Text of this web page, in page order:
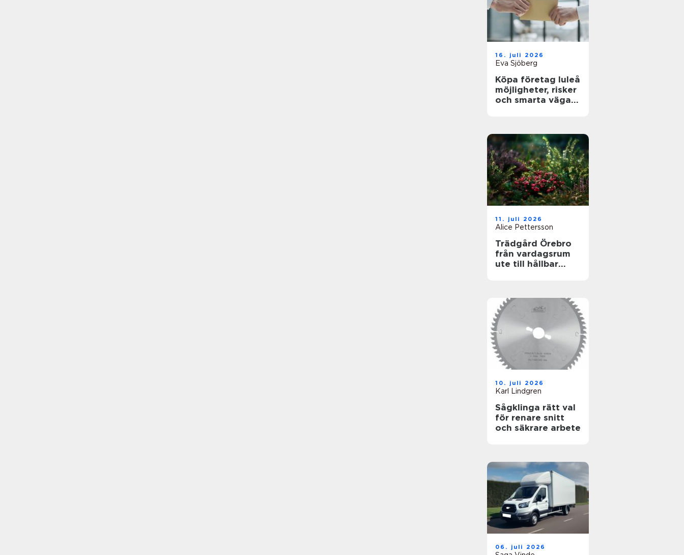
16. juli 2026
Eva Sjöberg
Köpa företag luleå
möjligheter, risker
och smarta vägar
11. juli 2026
Alice Pettersson
Trädgård Örebro
från vardagsrum
ute till hållbar
10. juli 2026
Karl Lindgren
Sågklinga rätt val
för renare snitt
och säkrare arbete
06. juli 2026